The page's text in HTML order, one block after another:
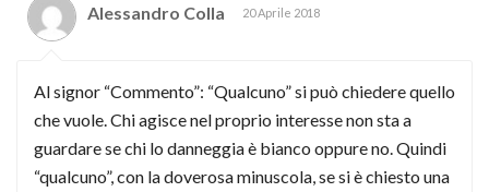
Alessandro Colla 20 Aprile 2018
Al signor “Commento”: “Qualcuno” si può chiedere quello
che vuole. Chi agisce nel proprio interesse non sta a
guardare se chi lo danneggia è bianco oppure no. Quindi
“qualcuno”, con la doverosa minuscola, se si è chiesto una